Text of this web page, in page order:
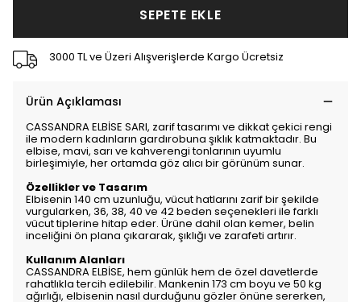
SEPETE EKLE
3000 TL ve Üzeri Alışverişlerde Kargo Ücretsiz
Ürün Açıklaması
CASSANDRA ELBİSE SARI, zarif tasarımı ve dikkat çekici rengi
ile modern kadınların gardırobuna şıklık katmaktadır. Bu
elbise, mavi, sarı ve kahverengi tonlarının uyumlu
birleşimiyle, her ortamda göz alıcı bir görünüm sunar.
Özellikler ve Tasarım
Elbisenin 140 cm uzunluğu, vücut hatlarını zarif bir şekilde
vurgularken, 36, 38, 40 ve 42 beden seçenekleri ile farklı
vücut tiplerine hitap eder. Ürüne dahil olan kemer, belin
inceliğini ön plana çıkararak, şıklığı ve zarafeti artırır.
Kullanım Alanları
CASSANDRA ELBİSE, hem günlük hem de özel davetlerde
rahatlıkla tercih edilebilir. Mankenin 173 cm boyu ve 50 kg
ağırlığı, elbisenin nasıl durduğunu gözler önüne sererken,